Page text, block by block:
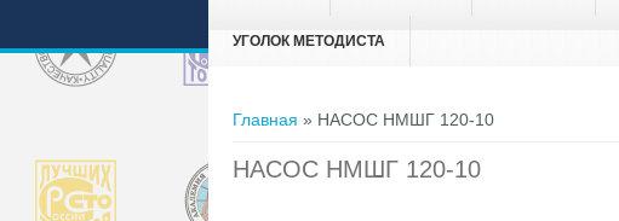
УГОЛОК МЕТОДИСТА
Вы здесь
Главная » НАСОС НМШГ 120-10
НАСОС НМШГ 120-10